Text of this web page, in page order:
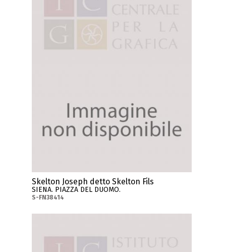
Skelton Joseph detto Skelton Fils
SIENA. PIAZZA DEL DUOMO.
S-FN38414